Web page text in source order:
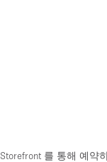
Storefront 를 통해 예약